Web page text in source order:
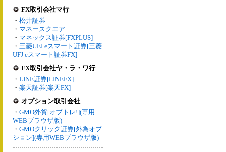
FX取引会社マ行
・ 松井証券
・ マネースクエア
・ マネックス証券[FXPLUS]
・ 三菱UFJ eスマート証券[三菱
UFJ eスマート証券FX]
FX取引会社ヤ・ラ・ワ行
・ LINE証券[LINEFX]
・ 楽天証券[楽天FX]
オプション取引会社
・ GMO外貨[オプトレ!](専用
WEBブラウザ版)
・ GMOクリック証券[外為オプ
ション](専用WEBブラウザ版)